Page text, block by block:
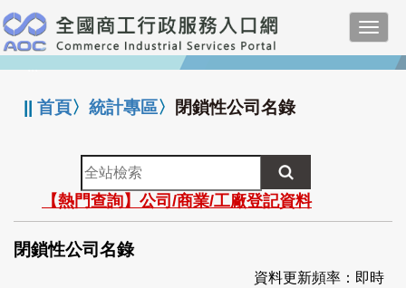
跳
到
主
要
:::
||首頁〉統計專區〉 閉鎖性公司名錄
全
站
檢
索
【熱門查詢】公司/商業/工廠登記資料
閉鎖性公司名錄
資料更新頻率：即時